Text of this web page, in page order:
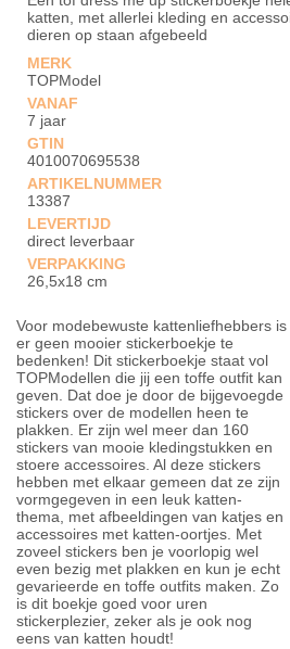
katten, met allerlei kleding en
dieren op staan afgebeeld
MERK
TOPModel
VANAF
7 jaar
GTIN
4010070695538
ARTIKELNUMMER
13387
LEVERTIJD
direct leverbaar
VERPAKKING
26,5x18 cm
Voor modebewuste kattenliefhebbers is
er geen mooier stickerboekje te
bedenken! Dit stickerboekje staat vol
TOPModellen die jij een toffe outfit kan
geven. Dat doe je door de bijgevoegde
stickers over de modellen heen te
plakken. Er zijn wel meer dan 160
stickers van mooie kledingstukken en
stoere accessoires. Al deze stickers
hebben met elkaar gemeen dat ze zijn
vormgegeven in een leuk katten-
thema, met afbeeldingen van katjes en
accessoires met katten-oortjes. Met
zoveel stickers ben je voorlopig wel
even bezig met plakken en kun je echt
gevarieerde en toffe outfits maken. Zo
is dit boekje goed voor uren
stickerplezier, zeker als je ook nog
eens van katten houdt!